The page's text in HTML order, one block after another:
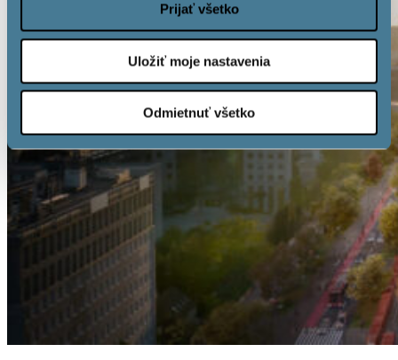
Prijať všetko
Uložiť moje nastavenia
Odmietnuť všetko